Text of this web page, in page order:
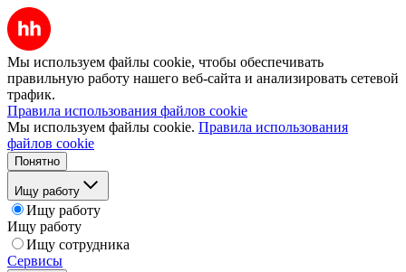
Мы используем файлы cookie, чтобы обеспечивать
правильную работу нашего веб-сайта и анализировать сетевой
трафик.
Правила использования файлов cookie
Мы используем файлы cookie. Правила использования
файлов cookie
Понятно
Ищу работу
Ищу работу
Ищу работу
Ищу сотрудника
Сервисы